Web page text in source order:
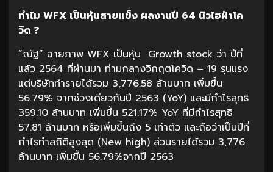
ทำไม WFX เป็นหุ้นสายแข็ง ผลงานปี 64 นิวไฮฝ่าโค
วิด ?
“ณัฐ” ฉายภาพ WFX เป็นหุ้น Growth stock ว่า ปีที่
แล้ว 2564 ที่ผ่านมา ท่ามกลางวิกฤตโควิด – 19 รุนแรง
แต่บริษัททำรายได้รวม 3,776.58 ล้านบาท เพิ่มขึ้น
56.79% จากช่วงเดียวกันปี 2563 (YoY) และมีกำไรสุทธิ
359.10 ล้านบาท เพิ่มขึ้น 521.17% YoY ที่มีกำไรสุทธิ
57.81 ล้านบาท หรือเพิ่มขึ้นถึง 5 เท่าตัว และถือว่าเป็นปีที่
กำไรทำสถิติสูงสุด (New high) ส่วนรายได้รวม 3,776
ล้านบาท เพิ่มขึ้น 56.79%จากปี 2563